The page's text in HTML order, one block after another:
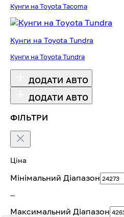
Кунги на Toyota Tacoma
Кунги на Toyota Tundra
Кунги на Toyota Tundra
ДОДАТИ АВТО
ДОДАТИ АВТО
ФІЛЬТРИ
Ціна
Мінімальний Діапазон
—
Максимальний Діапазон